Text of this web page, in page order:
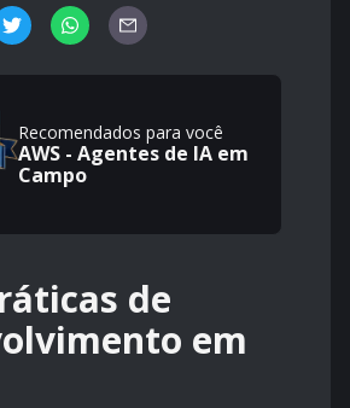
Recomendados para você
AWS - Agentes de IA em
Campo
de
em